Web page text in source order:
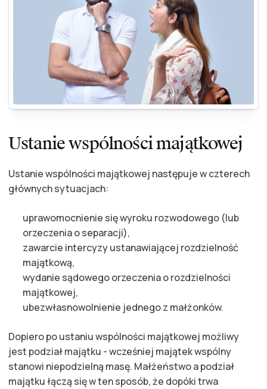
Ustanie wspólności majątkowej
Ustanie wspólności majątkowej następuje w czterech
głównych sytuacjach:
uprawomocnienie się wyroku rozwodowego (lub
orzeczenia o separacji),
zawarcie intercyzy ustanawiającej rozdzielność
majątkową,
wydanie sądowego orzeczenia o rozdzielności
majątkowej,
ubezwłasnowolnienie jednego z małżonków.
Dopiero po ustaniu wspólności majątkowej możliwy
jest podział majątku - wcześniej majątek wspólny
stanowi niepodzielną masę. Małżeństwo a podział
majątku łączą się w ten sposób, że dopóki trwa